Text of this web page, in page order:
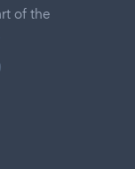
of the